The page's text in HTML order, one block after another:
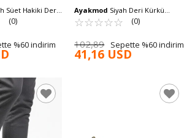
Süet Hakiki Deri
684016 M
(0)
%60 indirim
Ayakmod Siyah Deri Kürkü
Soğuğa Dirençli Kaymaz Erkek
Bot 2K8518 M
☆☆☆☆☆
★★★★★ (0)
102,89 Sepette %60 indirim
41,16 USD